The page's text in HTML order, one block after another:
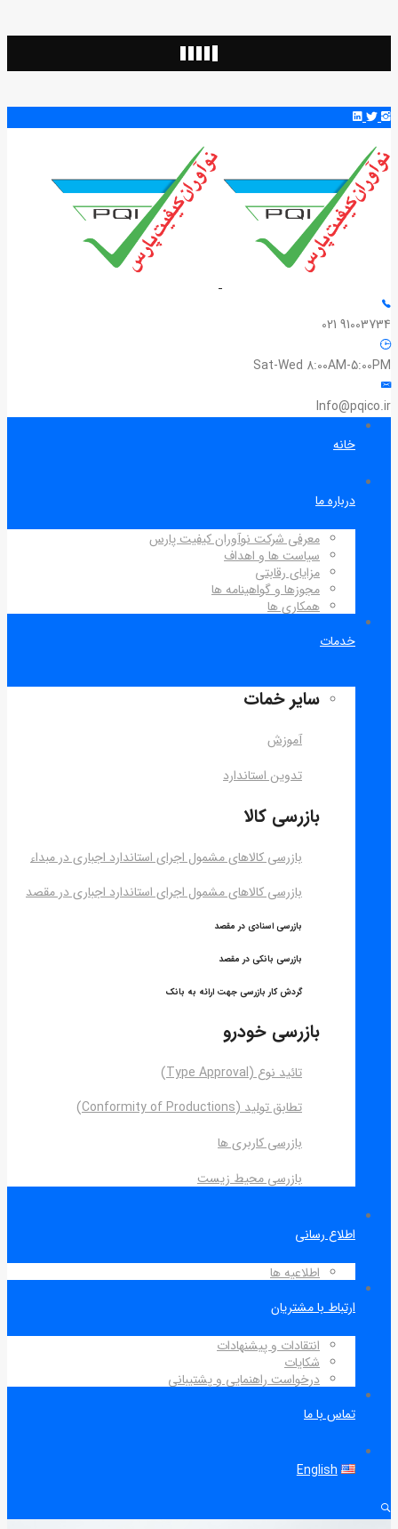
91003734 021
Sat-Wed 8:00AM-5:00PM
Info@pqico.ir
خانه
درباره ما
معرفی شرکت نوآوران کیفیت پارس
سیاست ها و اهداف
مزایای رقابتی
مجوزها و گواهینامه ها
همکاری ها
خدمات
سایر خمات
آموزش
تدوین استاندارد
بازرسی کالا
بازرسی کالاهای مشمول اجرای استاندارد اجباری در مبداء
بازرسی کالاهای مشمول اجرای استاندارد اجباری در مقصد
بازرسی اسنادی در مقصد
بازرسی بانکی در مقصد
گردش کار بازرسی جهت ارائه به بانک
بازرسی خودرو
تائید نوع (Type Approval)
تطابق تولید (Conformity of Productions)
بازرسی کاربری ها
بازرسی محیط زیست
اطلاع رسانی
اطلاعیه ها
ارتباط با مشتریان
انتقادات و پیشنهادات
شکایات
درخواست راهنمایی و پشتیبانی
تماس با ما
English